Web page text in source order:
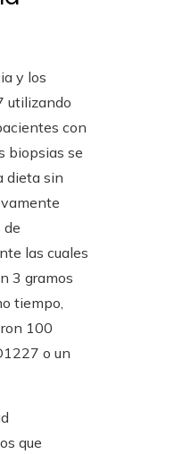
y los
utilizando
con
biopsias se
dieta sin
de
las cuales
3 gramos
tiempo,
100
o un
que